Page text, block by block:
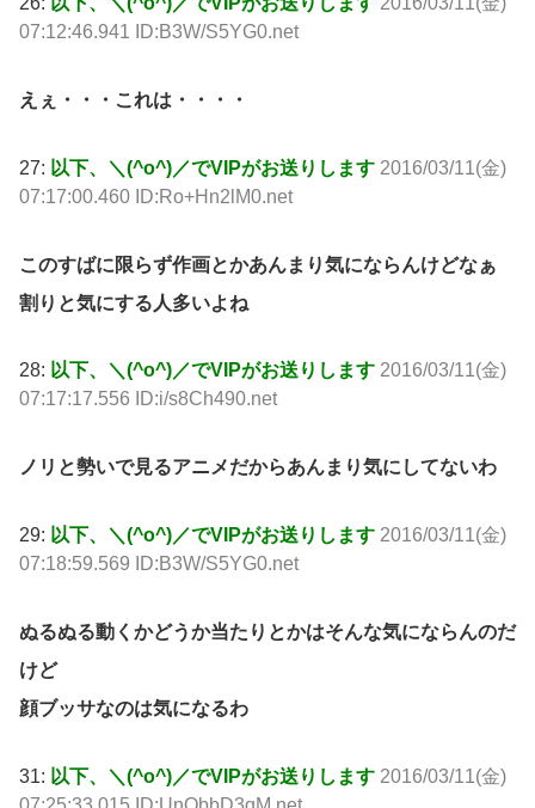
07:12:46.941 ID:B3W/S5YG0.net
えぇ・・・これは・・・・
27: 以下、＼(^o^)／でVIPがお送りします 2016/03/11(金)
07:17:00.460 ID:Ro+Hn2lM0.net
このすばに限らず作画とかあんまり気にならんけどなぁ
割りと気にする人多いよね
28: 以下、＼(^o^)／でVIPがお送りします 2016/03/11(金)
07:17:17.556 ID:i/s8Ch490.net
ノリと勢いで見るアニメだからあんまり気にしてないわ
29: 以下、＼(^o^)／でVIPがお送りします 2016/03/11(金)
07:18:59.569 ID:B3W/S5YG0.net
ぬるぬる動くかどうか当たりとかはそんな気にならんのだ
けど
顔ブッサなのは気になるわ
31: 以下、＼(^o^)／でVIPがお送りします 2016/03/11(金)